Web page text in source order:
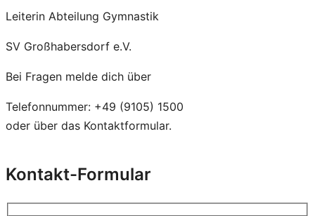
Leiterin Abteilung Gymnastik
SV Großhabersdorf e.V.
Bei Fragen melde dich über
Telefonnummer: +49 (9105) 1500
oder über das Kontaktformular.
Kontakt-Formular